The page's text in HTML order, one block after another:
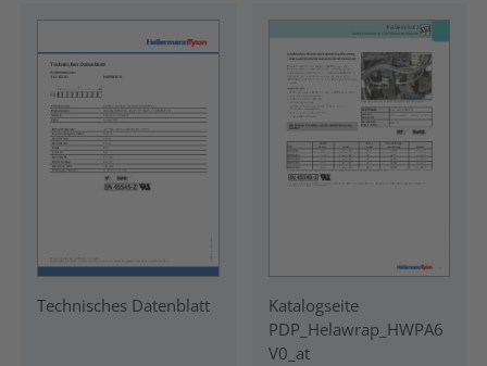
Technisches Datenblatt
Katalogseite
PDP_Helawrap_HWPA6
V0_at